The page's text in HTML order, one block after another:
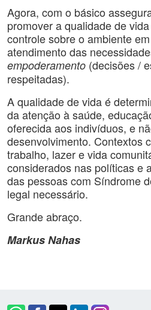
Agora, com o básico
promover a qualidade de
controle sobre o ambiente
atendimento das
empoderamento (decisões /
respeitadas).
A qualidade de vida é
da atenção à saúde,
oferecida aos indivíduos, e
desenvolvimento. Contextos
trabalho, lazer e vida
considerados nas políticas e
das pessoas com Síndrome
legal necessário.
Grande abraço.
Markus Nahas